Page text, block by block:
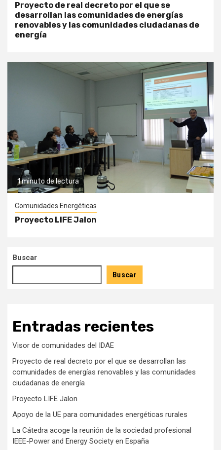
Proyecto de real decreto por el que se
desarrollan las comunidades de energías
renovables y las comunidades ciudadanas de
energía
1 minuto de lectura
Comunidades Energéticas
Proyecto LIFE Jalon
Buscar
Buscar
Entradas recientes
Visor de comunidades del IDAE
Proyecto de real decreto por el que se desarrollan las
comunidades de energías renovables y las comunidades
ciudadanas de energía
Proyecto LIFE Jalon
Apoyo de la UE para comunidades energéticas rurales
La Cátedra acoge la reunión de la sociedad profesional
IEEE-Power and Energy Society en España